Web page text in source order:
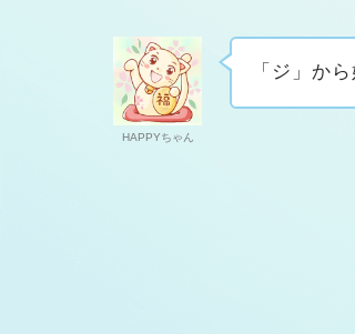
HAPPYちゃん
「ジ」か